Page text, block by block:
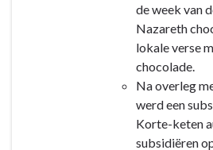
de week van
Nazareth
lokale verse
chocolade.
Na overleg
werd een
Korte-keten
subsidiëren